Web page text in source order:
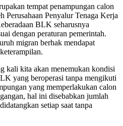
tempat penampungan calon
Perusahaan Penyalur Tenaga Kerja
BLK seharusnya
dengan peraturan pemerintah.
migran berhak mendapat
kali kita akan menemukan kondisi
yang beroperasi tanpa mengikuti
yang memperlakukan calon
hal ini disebabkan jumlah
setiap saat tanpa